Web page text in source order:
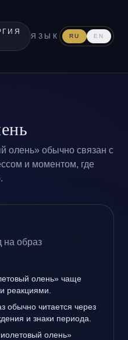
ЯЗЫК RU EN
олень» обычно связан с
и моментом, где
на образ
олень» чаще
реакциями.
обычно читается через
и знаки периода.
олень»